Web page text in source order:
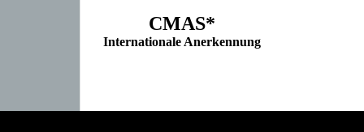
CMAS*
Internationale Anerkennung